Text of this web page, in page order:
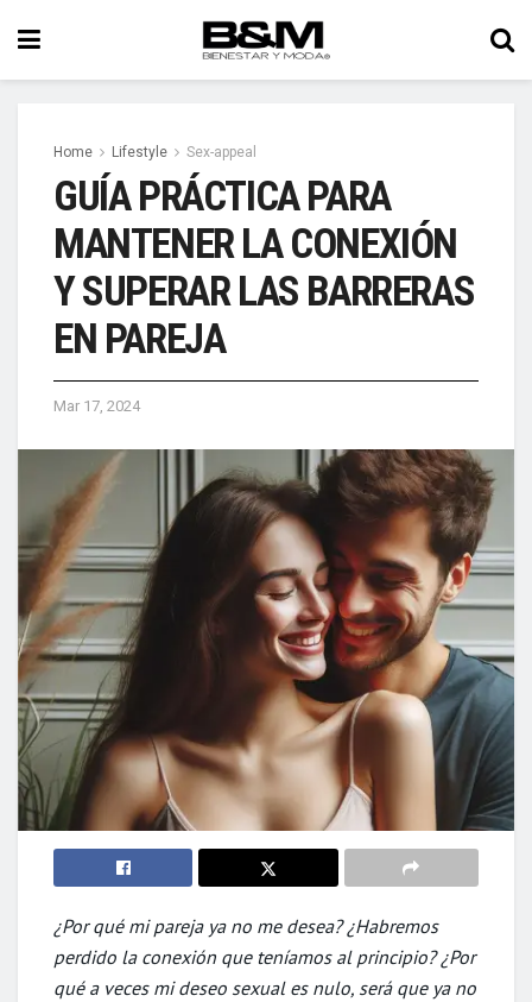
Home Lifestyle Sex-appeal
GUÍA PRÁCTICA PARA
MANTENER LA CONEXIÓN
Y SUPERAR LAS BARRERAS
EN PAREJA
Mar 17, 2024
¿Por qué mi pareja ya no me desea? ¿Habremos
perdido la conexión que teníamos al principio? ¿Por
qué a veces mi deseo sexual es nulo, será que ya no